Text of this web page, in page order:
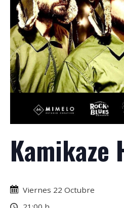
Kamikaze
Viernes 22 Octubre